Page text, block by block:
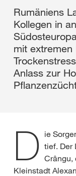
Rumäniens
Kollegen in
mit
Anlass zur
D ie
tief. Der
Crângu,
Kleinstadt